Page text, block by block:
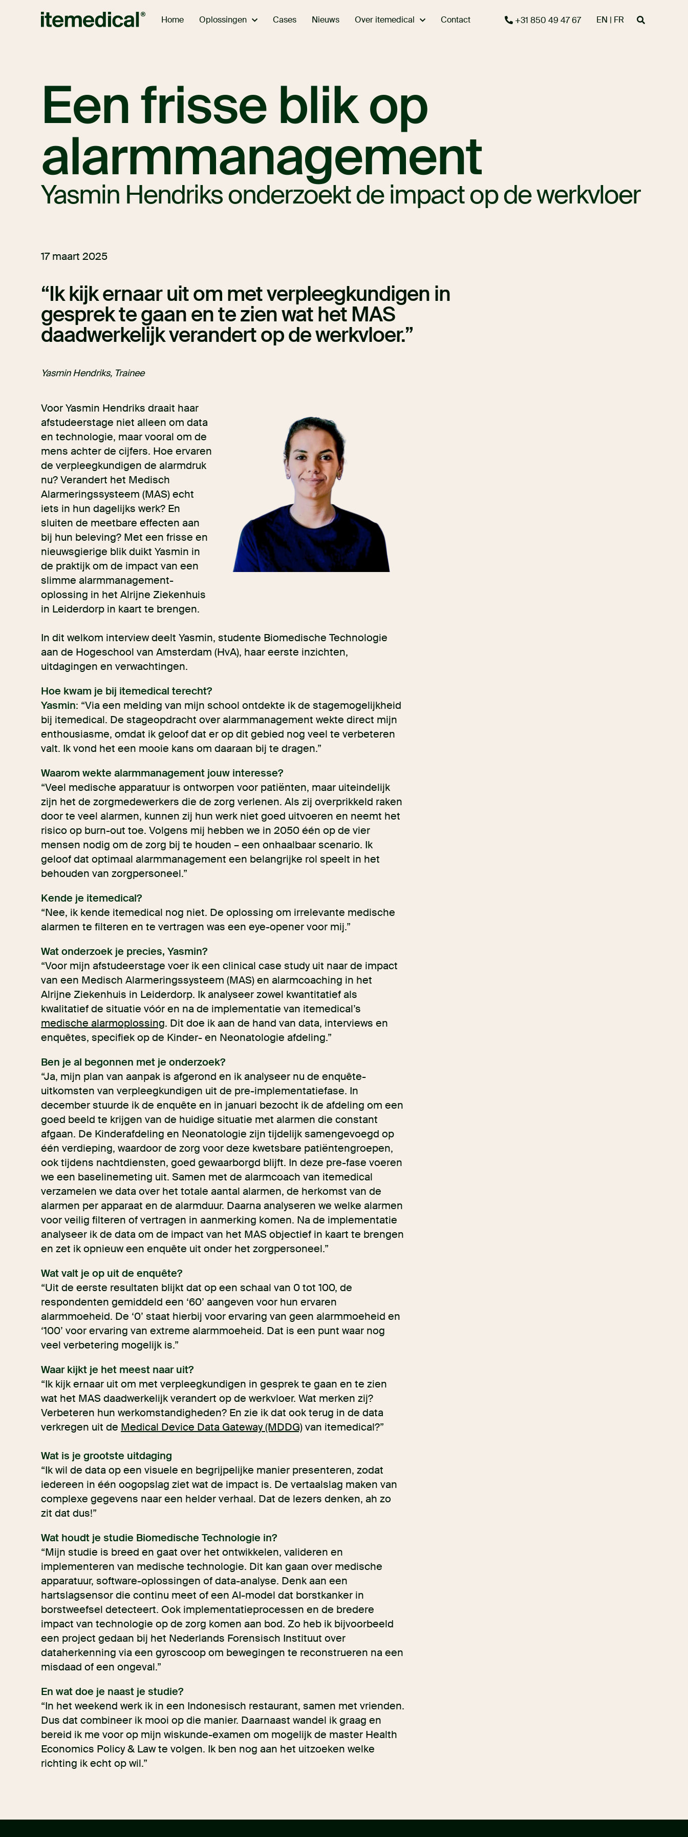
Home Oplossingen Cases Nieuws Over itemedical Contact +31 850 49 47 67 EN | FR
Een frisse blik op
alarmmanagement
Yasmin Hendriks onderzoekt de impact op de werkvloer
17 maart 2025
Ik kijk ernaar uit om met verpleegkundigen in
gesprek te gaan en te zien wat het MAS
daadwerkelijk verandert op de werkvloer.
Yasmin Hendriks, Trainee
Voor Yasmin Hendriks draait haar
afstudeerstage niet alleen om data
en technologie, maar vooral om de
mens achter de cijfers. Hoe ervaren
de verpleegkundigen de alarmdruk
nu? Verandert het Medisch
Alarmeringssysteem (MAS) echt
iets in hun dagelijks werk? En
sluiten de meetbare effecten aan
bij hun beleving? Met een frisse en
nieuwsgierige blik duikt Yasmin in
de praktijk om de impact van een
slimme alarmmanagement-
oplossing in het Alrijne Ziekenhuis
in Leiderdorp in kaart te brengen.
In dit welkom interview deelt Yasmin, studente Biomedische Technologie
aan de Hogeschool van Amsterdam (HvA), haar eerste inzichten,
uitdagingen en verwachtingen.
Hoe kwam je bij itemedical terecht?
Yasmin: “Via een melding van mijn school ontdekte ik de stagemogelijkheid
bij itemedical. De stageopdracht over alarmmanagement wekte direct mijn
enthousiasme, omdat ik geloof dat er op dit gebied nog veel te verbeteren
valt. Ik vond het een mooie kans om daaraan bij te dragen.”
Waarom wekte alarmmanagement jouw interesse?
“Veel medische apparatuur is ontworpen voor patiënten, maar uiteindelijk
zijn het de zorgmedewerkers die de zorg verlenen. Als zij overprikkeld raken
door te veel alarmen, kunnen zij hun werk niet goed uitvoeren en neemt het
risico op burn-out toe. Volgens mij hebben we in 2050 één op de vier
mensen nodig om de zorg bij te houden – een onhaalbaar scenario. Ik
geloof dat optimaal alarmmanagement een belangrijke rol speelt in het
behouden van zorgpersoneel.”
Kende je itemedical?
“Nee, ik kende itemedical nog niet. De oplossing om irrelevante medische
alarmen te filteren en te vertragen was een eye-opener voor mij.”
Wat onderzoek je precies, Yasmin?
“Voor mijn afstudeerstage voer ik een clinical case study uit naar de impact
van een Medisch Alarmeringssysteem (MAS) en alarmcoaching in het
Alrijne Ziekenhuis in Leiderdorp. Ik analyseer zowel kwantitatief als
kwalitatief de situatie vóór en na de implementatie van itemedical’s
medische alarmoplossing. Dit doe ik aan de hand van data, interviews en
enquêtes, specifiek op de Kinder- en Neonatologie afdeling.”
Ben je al begonnen met je onderzoek?
“Ja, mijn plan van aanpak is afgerond en ik analyseer nu de enquête-
uitkomsten van verpleegkundigen uit de pre-implementatiefase. In
december stuurde ik de enquête en in januari bezocht ik de afdeling om een
goed beeld te krijgen van de huidige situatie met alarmen die constant
afgaan. De Kinderafdeling en Neonatologie zijn tijdelijk samengevoegd op
één verdieping, waardoor de zorg voor deze kwetsbare patiëntengroepen,
ook tijdens nachtdiensten, goed gewaarborgd blijft. In deze pre-fase voeren
we een baselinemeting uit. Samen met de alarmcoach van itemedical
verzamelen we data over het totale aantal alarmen, de herkomst van de
alarmen per apparaat en de alarmduur. Daarna analyseren we welke alarmen
voor veilig filteren of vertragen in aanmerking komen. Na de implementatie
analyseer ik de data om de impact van het MAS objectief in kaart te brengen
en zet ik opnieuw een enquête uit onder het zorgpersoneel.”
Wat valt je op uit de enquête?
“Uit de eerste resultaten blijkt dat op een schaal van 0 tot 100, de
respondenten gemiddeld een ‘60’ aangeven voor hun ervaren
alarmmoeheid. De ‘0’ staat hierbij voor ervaring van geen alarmmoeheid en
‘100’ voor ervaring van extreme alarmmoeheid. Dat is een punt waar nog
veel verbetering mogelijk is.”
Waar kijkt je het meest naar uit?
“Ik kijk ernaar uit om met verpleegkundigen in gesprek te gaan en te zien
wat het MAS daadwerkelijk verandert op de werkvloer. Wat merken zij?
Verbeteren hun werkomstandigheden? En zie ik dat ook terug in de data
verkregen uit de Medical Device Data Gateway (MDDG)van itemedical?”
Wat is je grootste uitdaging
“Ik wil de data op een visuele en begrijpelijke manier presenteren, zodat
iedereen in één oogopslag ziet wat de impact is. De vertaalslag maken van
complexe gegevens naar een helder verhaal. Dat de lezers denken, ah zo
zit dat dus!”
Wat houdt je studie Biomedische Technologie in?
“Mijn studie is breed en gaat over het ontwikkelen, valideren en
implementeren van medische technologie. Dit kan gaan over medische
apparatuur, software-oplossingen of data-analyse. Denk aan een
hartslagsensor die continu meet of een AI-model dat borstkanker in
borstweefsel detecteert. Ook implementatieprocessen en de bredere
impact van technologie op de zorg komen aan bod. Zo heb ik bijvoorbeeld
een project gedaan bij het Nederlands Forensisch Instituut over
dataherkenning via een gyroscoop om bewegingen te reconstrueren na een
misdaad of een ongeval.”
En wat doe je naast je studie?
“In het weekend werk ik in een Indonesisch restaurant, samen met vrienden.
Dus dat combineer ik mooi op die manier. Daarnaast wandel ik graag en
bereid ik me voor op mijn wiskunde-examen om mogelijk de master Health
Economics Policy & Law te volgen. Ik ben nog aan het uitzoeken welke
richting ik echt op wil.”